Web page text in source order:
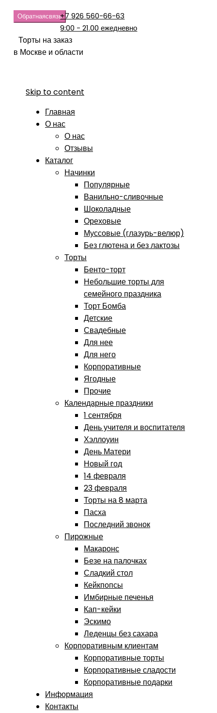
Обратнаясвязь+7 926 560-66-63
9:00 - 21.00 ежедневно
Торты на заказ
в Москве и области
Skip to content
Главная
О нас
О нас
Отзывы
Каталог
Начинки
Популярные
Ванильно-сливочные
Шоколадные
Ореховые
Муссовые (глазурь-велюр)
Без глютена и без лактозы
Торты
Бенто-торт
Небольшие торты для
семейного праздника
Торт Бомба
Детские
Свадебные
Для нее
Для него
Корпоративные
Ягодные
Прочие
Календарные праздники
1 сентября
День учителя и воспитателя
Хэллоуин
День Матери
Новый год
14 февраля
23 февраля
Торты на 8 марта
Пасха
Последний звонок
Пирожные
Макаронс
Безе на палочках
Сладкий стол
Кейкпопсы
Имбирные печенья
Кап-кейки
Эскимо
Леденцы без сахара
Корпоративным клиентам
Корпоративные торты
Корпоративные сладости
Корпоративные подарки
Информация
Контакты